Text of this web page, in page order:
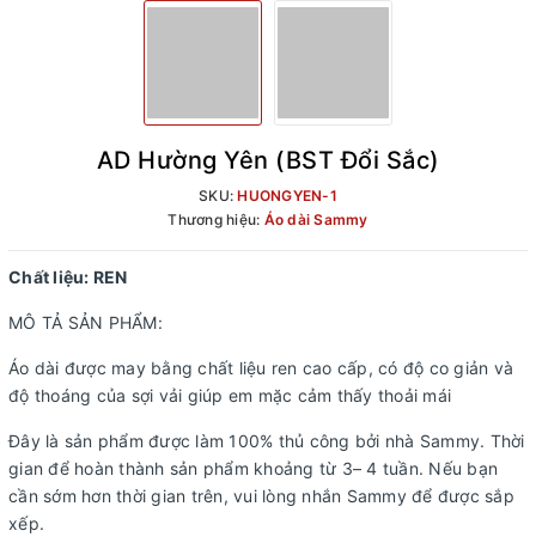
AD Hường Yên (BST Đổi Sắc)
SKU:HUONGYEN-1
Thương hiệu: Áo dài Sammy
Chất liệu: REN
MÔ TẢ SẢN PHẨM:
Áo dài được may bằng chất liệu ren cao cấp, có độ co giản và
độ thoáng của sợi vải giúp em mặc cảm thấy thoải mái
Đây là sản phẩm được làm 100% thủ công bởi nhà Sammy. Thời
gian để hoàn thành sản phẩm khoảng từ 3– 4 tuần. Nếu bạn
cần sớm hơn thời gian trên, vui lòng nhắn Sammy để được sắp
xếp.